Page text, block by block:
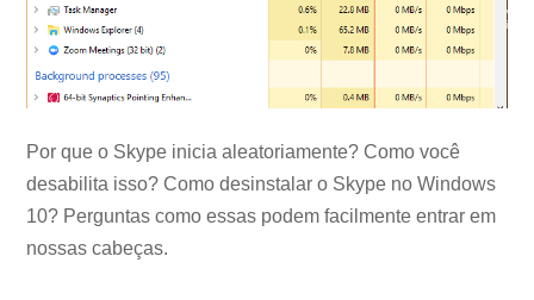
Por que o Skype inicia aleatoriamente? Como você
desabilita isso? Como desinstalar o Skype no Windows
10? Perguntas como essas podem facilmente entrar em
nossas cabeças.